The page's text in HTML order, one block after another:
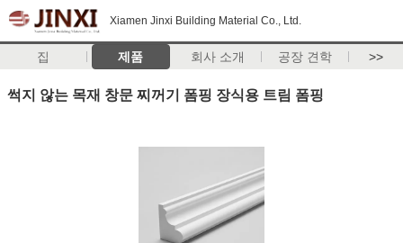
Xiamen Jinxi Building Material Co., Ltd.
집 제품 회사 소개 공장 견학 >>
썩지 않는 목재 창문 찌꺼기 폼핑 장식용 트림 폼핑